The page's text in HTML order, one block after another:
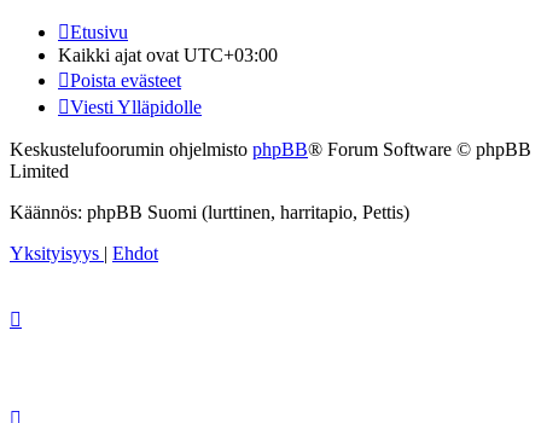
Etusivu
Kaikki ajat ovatUTC+03:00
Poista evästeet
Viesti Ylläpidolle
Keskustelufoorumin ohjelmisto phpBB® Forum Software © phpBB
Limited
Käännös: phpBB Suomi (lurttinen, harritapio, Pettis)
Yksityisyys
Ehdot